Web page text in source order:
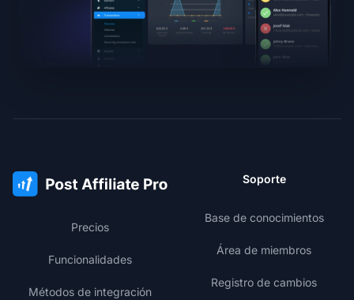
Precios
Funcionalidades
Métodos de integración
Soporte
Base de conocimientos
Área de miembros
Registro de cambios